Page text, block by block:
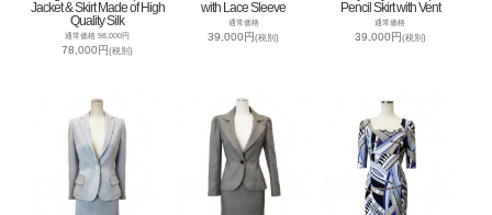
Jacket & Skirt Made of High
Quality Silk
通常価格 98,000円
78,000円(税別)
with Lace Sleeve
通常価格
39,000円(税別)
Pencil Skirt with Vent
通常価格
39,000円(税別)